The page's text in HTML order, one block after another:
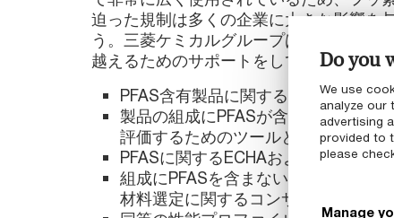
Do you
We use
analyze our
advertising
provided to
please
Manage
迫った規制は多くの企業に大きな影響を
う。三菱ケミカルグループは、お客様が
越えるためのサポートをしてまいります
PFAS含有製品に関する透明性の提供
製品の組成にPFASが含まれているか
評価するためのツールとドキュメン
PFASに関するECHAおよびREACH規
組成にPFASを含まない適切な材料を
材料選定に関するコンサルティング